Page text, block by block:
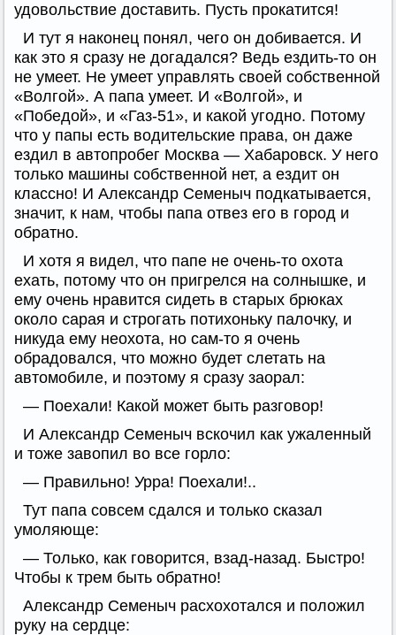
удовольствие доставить. Пусть прокатится!
И тут я наконец понял, чего он добивается. И
как это я сразу не догадался? Ведь ездить-то он
не умеет. Не умеет управлять своей собственной
«Волгой». А папа умеет. И «Волгой», и
«Победой», и «Газ-51», и какой угодно. Потому
что у папы есть водительские права, он даже
ездил в автопробег Москва — Хабаровск. У него
только машины собственной нет, а ездит он
классно! И Александр Семеныч подкатывается,
значит, к нам, чтобы папа отвез его в город и
обратно.
И хотя я видел, что папе не очень-то охота
ехать, потому что он пригрелся на солнышке, и
ему очень нравится сидеть в старых брюках
около сарая и строгать потихоньку палочку, и
никуда ему неохота, но сам-то я очень
обрадовался, что можно будет слетать на
автомобиле, и поэтому я сразу заорал:
— Поехали! Какой может быть разговор!
И Александр Семеныч вскочил как ужаленный
и тоже завопил во все горло:
— Правильно! Урра! Поехали!..
Тут папа совсем сдался и только сказал
умоляюще:
— Только, как говорится, взад-назад. Быстро!
Чтобы к трем быть обратно!
Александр Семеныч расхохотался и положил
руку на сердце: